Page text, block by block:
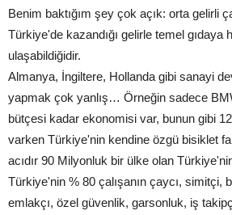
Benim baktığım şey çok açık: orta gelirli
Türkiye'de kazandığı gelirle temel gıdaya
ulaşabildiğidir.
Almanya, İngiltere, Hollanda gibi sanayi
yapmak çok yanlış… Örneğin sadece
bütçesi kadar ekonomisi var, bunun gibi
varken Türkiye'nin kendine özgü bisiklet
acıdır 90 Milyonluk bir ülke olan
Türkiye'nin % 80 çalışanın çaycı, simitçi,
emlakçı, özel güvenlik, garsonluk, iş